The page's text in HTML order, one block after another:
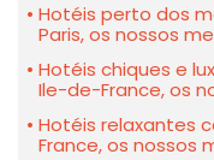
Hotéis perto dos
Paris, os nossos
Hotéis chiques e
Ile-de-France, os
Hotéis relaxantes
France, os nossos